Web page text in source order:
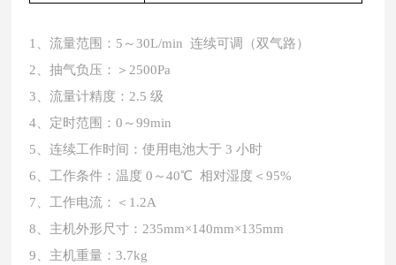
1、流量范围：5～30L/min 连续可调（双气路）
2、抽气负压：＞2500Pa
3、流量计精度：2.5 级
4、定时范围：0～99min
5、连续工作时间：使用电池大于 3 小时
6、工作条件：温度 0～40℃ 相对湿度＜95%
7、工作电流：＜1.2A
8、主机外形尺寸：235mm×140mm×135mm
9、主机重量：3.7kg